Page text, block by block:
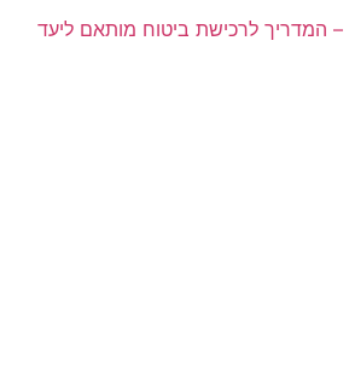
– המדריך לרכישת ביטוח מותאם ליעד